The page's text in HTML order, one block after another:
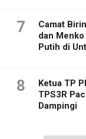
7
Camat
dan
Putih di
8
Ketua TP
TPS3R
Dampingi